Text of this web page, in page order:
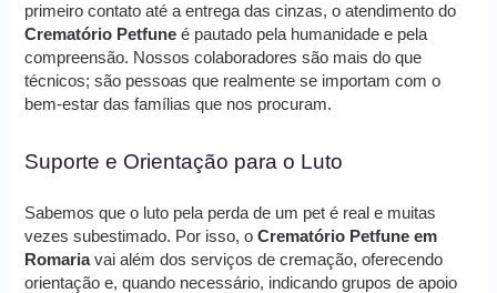
primeiro contato até a entrega das cinzas, o atendimento do
Crematório Petfune é pautado pela humanidade e pela
compreensão. Nossos colaboradores são mais do que
técnicos; são pessoas que realmente se importam com o
bem-estar das famílias que nos procuram.
Suporte e Orientação para o Luto
Sabemos que o luto pela perda de um pet é real e muitas
vezes subestimado. Por isso, oCrematório Petfune em
Romariavai além dos serviços de cremação, oferecendo
orientação e, quando necessário, indicando grupos de apoio